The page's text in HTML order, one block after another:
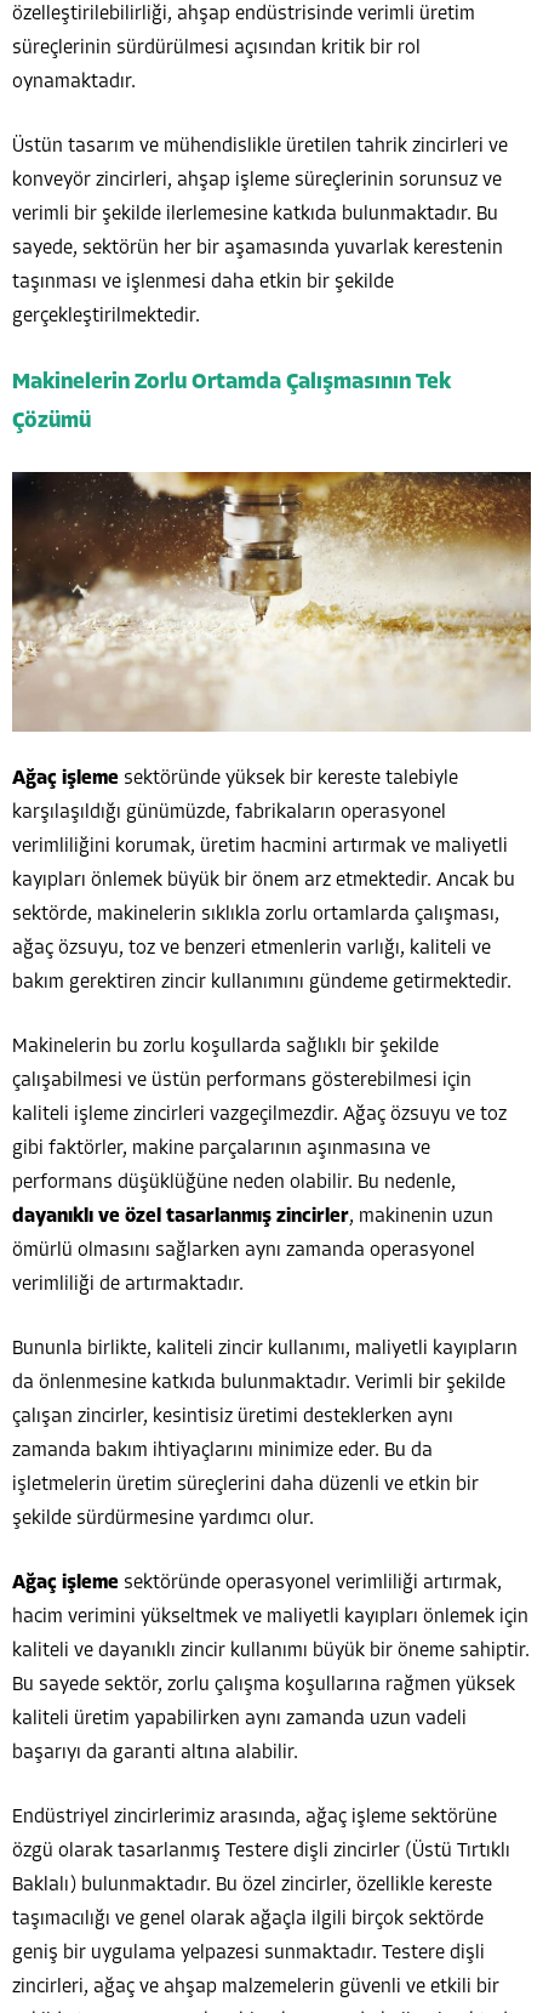
özelleştirilebilirliği, ahşap endüstrisinde verimli üretim
süreçlerinin sürdürülmesi açısından kritik bir rol
oynamaktadır.
Üstün tasarım ve mühendislikle üretilen tahrik zincirleri ve
konveyör zincirleri, ahşap işleme süreçlerinin sorunsuz ve
verimli bir şekilde ilerlemesine katkıda bulunmaktadır. Bu
sayede, sektörün her bir aşamasında yuvarlak kerestenin
taşınması ve işlenmesi daha etkin bir şekilde
gerçekleştirilmektedir.
Makinelerin Zorlu Ortamda Çalışmasının Tek
Çözümü
Ağaç işleme sektöründe yüksek bir kereste talebiyle
karşılaşıldığı günümüzde, fabrikaların operasyonel
verimliliğini korumak, üretim hacmini artırmak ve maliyetli
kayıpları önlemek büyük bir önem arz etmektedir. Ancak bu
sektörde, makinelerin sıklıkla zorlu ortamlarda çalışması,
ağaç özsuyu, toz ve benzeri etmenlerin varlığı, kaliteli ve
bakım gerektiren zincir kullanımını gündeme getirmektedir.
Makinelerin bu zorlu koşullarda sağlıklı bir şekilde
çalışabilmesi ve üstün performans gösterebilmesi için
kaliteli işleme zincirleri vazgeçilmezdir. Ağaç özsuyu ve toz
gibi faktörler, makine parçalarının aşınmasına ve
performans düşüklüğüne neden olabilir. Bu nedenle,
dayanıklı ve özel tasarlanmış zincirler, makinenin uzun
ömürlü olmasını sağlarken aynı zamanda operasyonel
verimliliği de artırmaktadır.
Bununla birlikte, kaliteli zincir kullanımı, maliyetli kayıpların
da önlenmesine katkıda bulunmaktadır. Verimli bir şekilde
çalışan zincirler, kesintisiz üretimi desteklerken aynı
zamanda bakım ihtiyaçlarını minimize eder. Bu da
işletmelerin üretim süreçlerini daha düzenli ve etkin bir
şekilde sürdürmesine yardımcı olur.
Ağaç işleme sektöründe operasyonel verimliliği artırmak,
hacim verimini yükseltmek ve maliyetli kayıpları önlemek için
kaliteli ve dayanıklı zincir kullanımı büyük bir öneme sahiptir.
Bu sayede sektör, zorlu çalışma koşullarına rağmen yüksek
kaliteli üretim yapabilirken aynı zamanda uzun vadeli
başarıyı da garanti altına alabilir.
Endüstriyel zincirlerimiz arasında, ağaç işleme sektörüne
özgü olarak tasarlanmış Testere dişli zincirler (Üstü Tırtıklı
Baklalı) bulunmaktadır. Bu özel zincirler, özellikle kereste
taşımacılığı ve genel olarak ağaçla ilgili birçok sektörde
geniş bir uygulama yelpazesi sunmaktadır. Testere dişli
zincirleri, ağaç ve ahşap malzemelerin güvenli ve etkili bir